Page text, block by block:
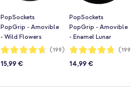
PopSockets
PopGrip - Amovible
- Wild Flowers
Notation:
94%
(199)
15,99 €
PopSockets
PopGrip - Amovible
- Enamel Lunar
Dreams
Notation:
94%
(199)
14,99 €